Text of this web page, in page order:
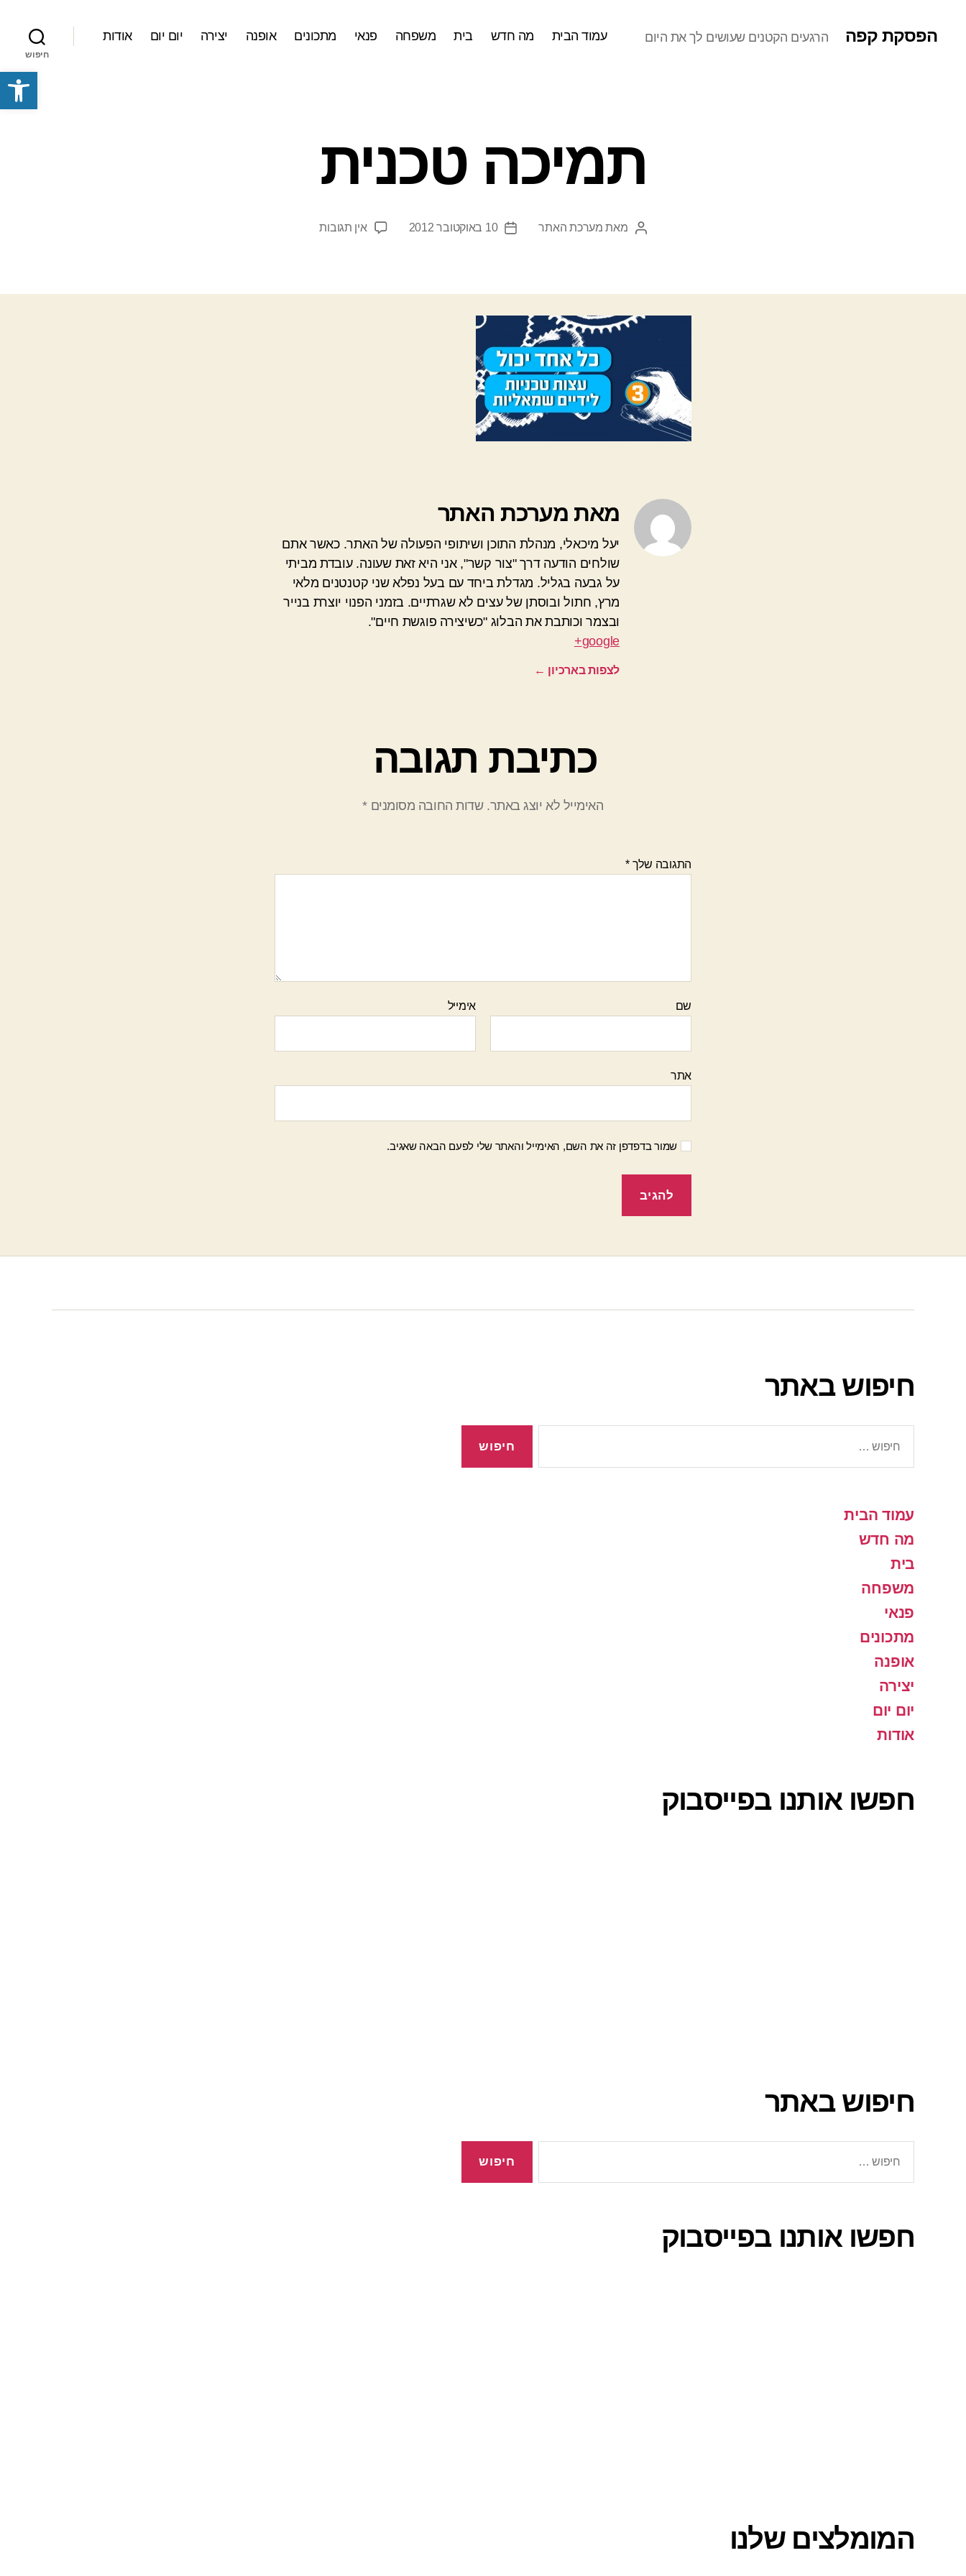
פתח סרגל נגישות
הפסקת קפה הרגעים הקטנים שעושים לך את היום עמוד הבית מה חדש בית משפחה פנאי מתכונים אופנה יצירה יום יום אודות
חיפוש
תמיכה טכנית
המחבר
מאת מערכת האתר
תאריך
10 באוקטובר 2012 אין תגובותעל
מאת מערכת האתר
יעל מיכאלי, מנהלת התוכן ושיתופי הפעולה של האתר. כאשר אתם
שולחים הודעה דרך "צור קשר", אני היא זאת שעונה. עובדת מביתי
על גבעה בגליל. מגדלת ביחד עם בעל נפלא שני קטנטנים מלאי
מרץ, חתול ובוסתן של עצים לא שגרתיים. בזמני הפנוי יוצרת בנייר
ובצמר וכותבת את הבלוג "כשיצירה פוגשת חיים".
google+
לצפות בארכיון ←
כתיבת תגובה
האימייל לא יוצג באתר. שדות החובה מסומנים*
התגובה שלך*
שם אימייל
אתר
שמור בדפדפן זה את השם, האימייל והאתר שלי לפעם הבאה שאגיב.
חיפוש באתר
עמוד הבית
מה חדש
בית
משפחה
פנאי
מתכונים
אופנה
יצירה
יום יום
אודות
חפשו אותנו בפייסבוק
חיפוש באתר
חפשו אותנו בפייסבוק
המומלצים שלנו